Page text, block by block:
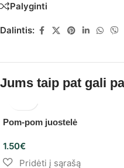
Palyginti
Dalintis:
Jums taip pat gali
Pom-pom juostelė
1.50€